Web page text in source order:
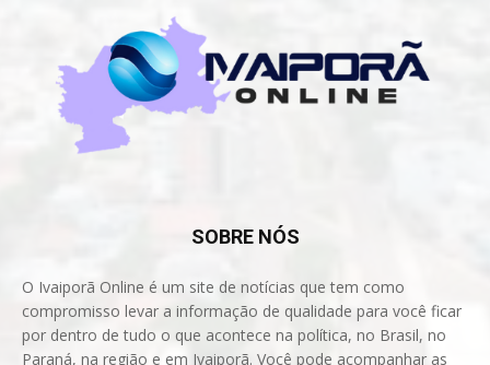
SOBRE NÓS
O Ivaiporã Online é um site de notícias que tem como
compromisso levar a informação de qualidade para você ficar
por dentro de tudo o que acontece na política, no Brasil, no
Paraná, na região e em Ivaiporã. Você pode acompanhar as